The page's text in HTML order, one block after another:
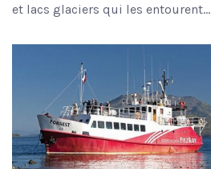
et lacs glaciers qui les entourent…